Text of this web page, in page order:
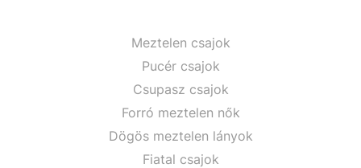
Meztelen csajok
Pucér csajok
Csupasz csajok
Forró meztelen nők
Dögös meztelen lányok
Fiatal csajok